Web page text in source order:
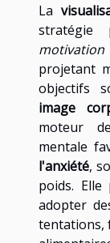
La
stratégie
motivation
projetant
objectifs
image
moteur
mentale
l'anxiété,
poids.
adopter
tentations,